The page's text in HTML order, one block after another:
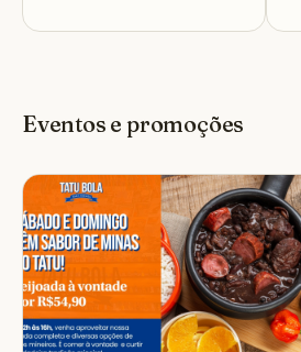
Eventos e promoções